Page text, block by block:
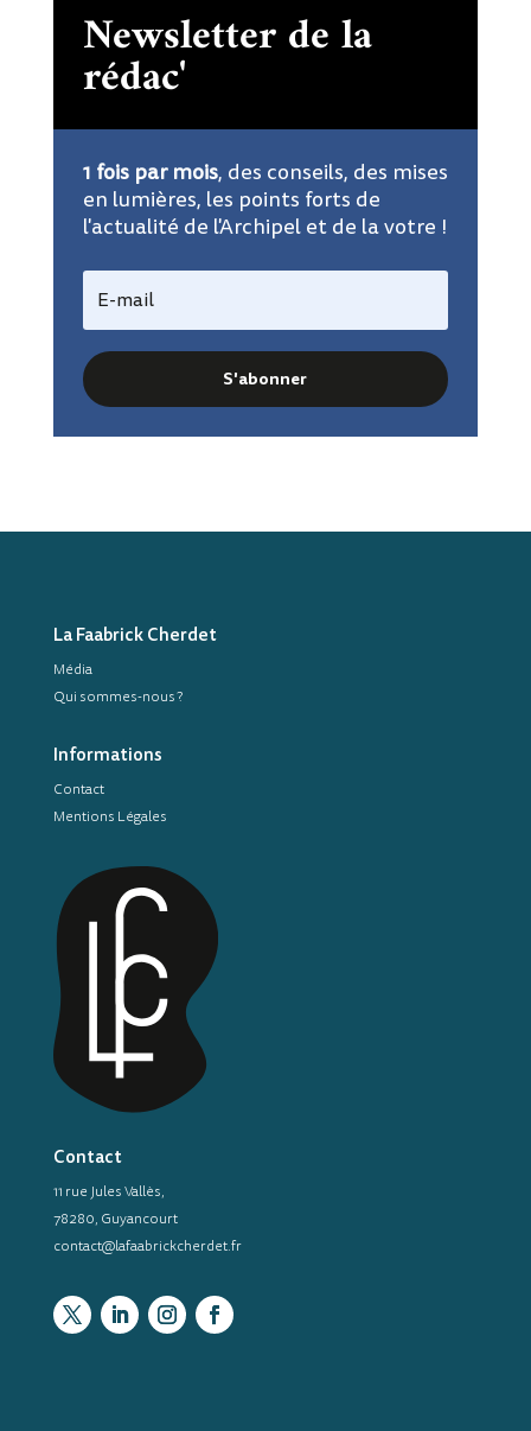
Newsletter de la
rédac'
1 fois par mois, des conseils, des mises
en lumières, les points forts de
l'actualité de l'Archipel et de la votre !
S'abonner
La Faabrick Cherdet
Média
Qui sommes-nous ?
Informations
Contact
Mentions Légales
Contact
11 rue Jules Vallès,
78280, Guyancourt
contact@lafaabrickcherdet.fr